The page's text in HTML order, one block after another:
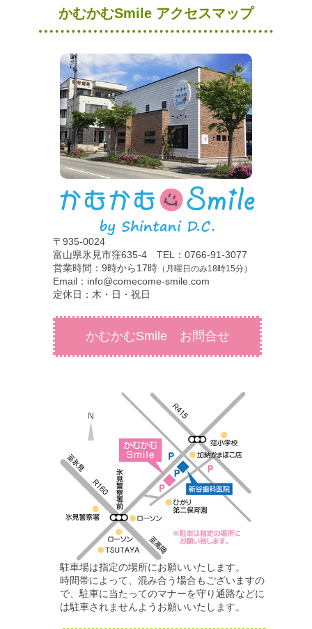
かむかむSmile アクセスマップ
〒935-0024
富山県氷見市窪635-4 TEL：0766-91-3077
営業時間：9時から17時 （月曜日のみ18時15分）
Email：info@comecome-smile.com
定休日：木・日・祝日
かむかむSmile お問合せ
駐車場は指定の場所にお願いいたします。
時間帯によって、混み合う場合もございますの
で、駐車に当たってのマナーを守り通路などに
は駐車されませんようお願いいたします。